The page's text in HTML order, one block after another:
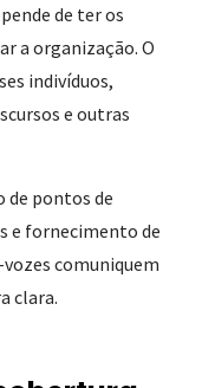
de ter os
a organização. O
indivíduos,
e outras
de pontos de
e fornecimento de
comuniquem
clara.